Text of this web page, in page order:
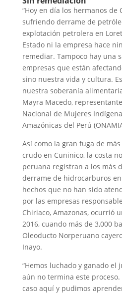
“Hoy en día los hermanos de
sufriendo derrame de
explotación petrolera en
Estado ni la empresa hace
remediar. Tampoco hay una
empresas que están
sino nuestra vida y cultura.
nuestra soberanía
Mayra Macedo,
Nacional de Mujeres
Amazónicas del Perú
Así como la gran fuga de
crudo en Cuninico, la costa
peruana registran a los más
derrame de hidrocarburos
hechos que no han sido
por las empresas
Chiriaco, Amazonas, ocurrió
2016, cuando más de 3,000
Oleoducto Norperuano
Inayo.
“Hemos luchado y ganado el
aún no termina este
caso aquí y pudimos